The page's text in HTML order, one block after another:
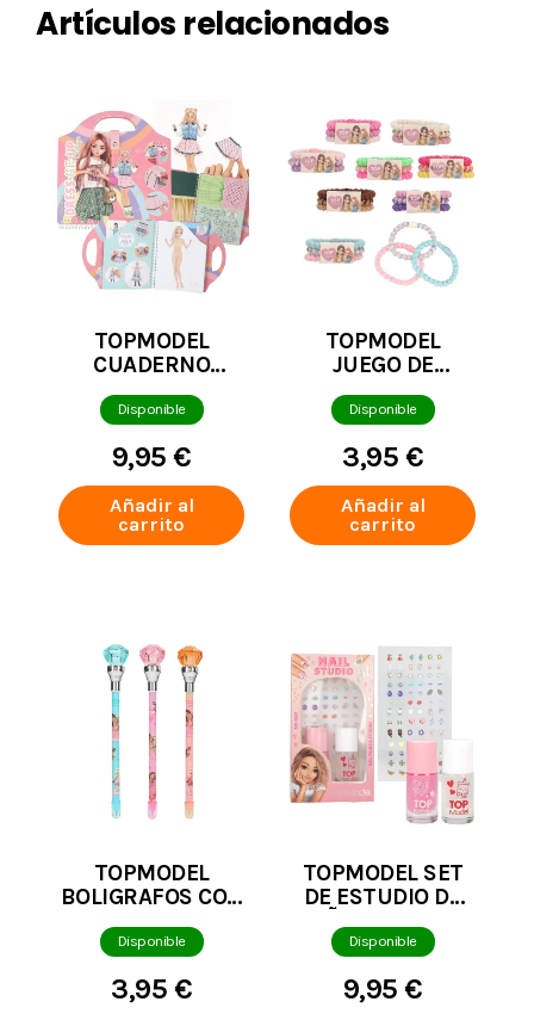
Artículos relacionados
TOPMODEL
CUADERNO
ME UP CON
Disponible
9,95 €
Añadir al
carrito
TOPMODEL
JUEGO DE
COLORES
Disponible
3,95 €
Añadir al
carrito
TOPMODEL
BOLIGRAFOS CON
COLORES
Disponible
3,95 €
TOPMODEL SET
DE ESTUDIO DE
AND ME
Disponible
9,95 €